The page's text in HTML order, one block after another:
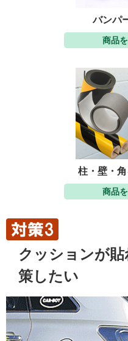
バンパ
商品
柱・壁・
商品
クッションが
策したい